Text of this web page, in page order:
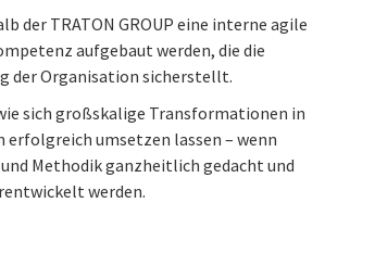
der TRATON GROUP eine interne agile
aufgebaut werden, die die
der Organisation sicherstellt.
sich großskalige Transformationen in
umsetzen lassen – wenn
Methodik ganzheitlich gedacht und
werden.